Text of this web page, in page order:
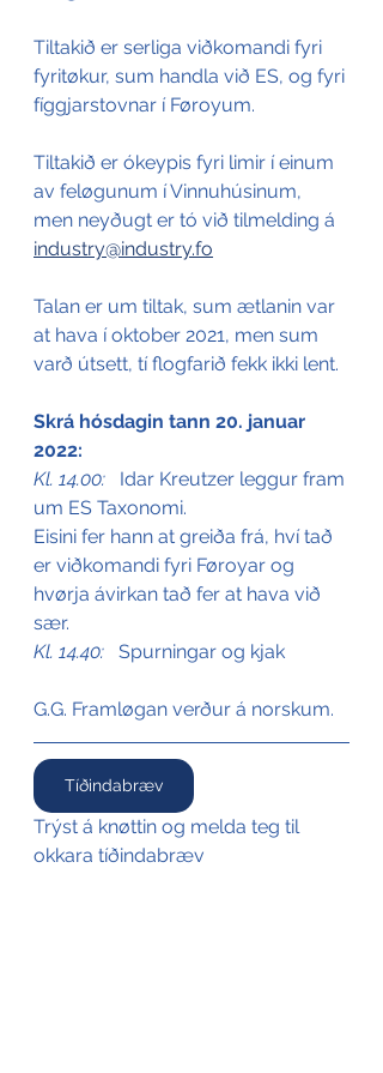
Tiltakið er serliga viðkomandi fyri
fyritøkur, sum handla við ES, og fyri
fíggjarstovnar í Føroyum.
Tiltakið er ókeypis fyri limir í einum
av feløgunum í Vinnuhúsinum,
men neyðugt er tó við tilmelding á
industry@industry.fo
Talan er um tiltak, sum ætlanin var
at hava í oktober 2021, men sum
varð útsett, tí flogfarið fekk ikki lent.
Skrá hósdagin tann 20. januar
2022:
Kl. 14.00:
Idar Kreutzer leggur fram
um ES Taxonomi.
Eisini fer hann at greiða frá, hví tað
er viðkomandi fyri Føroyar og
hvørja ávirkan tað fer at hava við
sær.
Kl. 14.40:
Spurningar og kjak
G.G. Framløgan verður á norskum.
Tíðindabræv
Trýst á knøttin og melda teg til
okkara tíðindabræv